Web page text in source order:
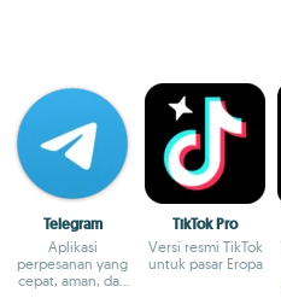
Telegram
Aplikasi
perpesanan yang
cepat, aman, dan
TikTok Pro
Versi resmi TikTok
untuk pasar Eropa